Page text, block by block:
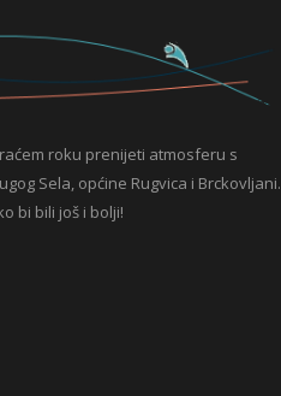
roku prenijeti atmosferu s
Sela, općine Rugvica i Brckovljani.
bi bili još i bolji!